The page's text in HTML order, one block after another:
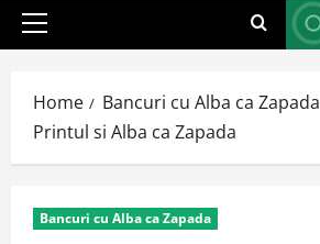
Primary
Home
Bancuri cu Alba ca Zapada
Printul si Alba ca Zapada
Bancuri cu Alba ca Zapada